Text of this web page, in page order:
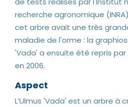
recherche agronomique
cet arbre avait une très
maladie de l'orme : la
'Vada' a ensuite été repris par
en 2006.
Aspect
L’Ulmus 'Vada' est un arbre à